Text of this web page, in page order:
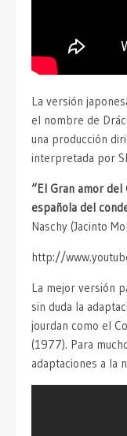
La versión
el nombre de
una producción
interpretada por
“El Gran amor
española del
Naschy (Jacinto
http://
La mejor versión
sin duda la
jourdan como el
(1977). Para
adaptaciones a la